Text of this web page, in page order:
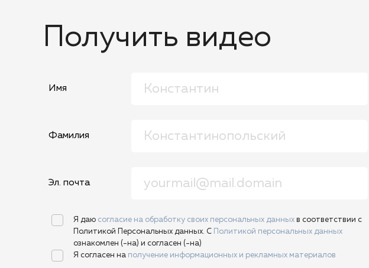
Получить видео
Имя
Фамилия
Эл. почта
Я даю согласие на обработку своих персональных данных в соответствии с
Политикой Персональных данных. С
Политикой персональных данных
ознакомлен (-на) и согласен (-на)
Я согласен на получение информационных и рекламных материалов